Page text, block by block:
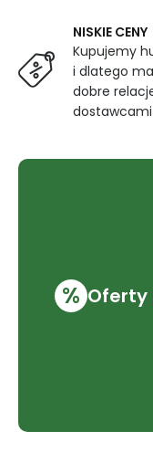
NISKIE CENY
Kupujemy
i dlatego
dobre
dostawcami
% Oferty